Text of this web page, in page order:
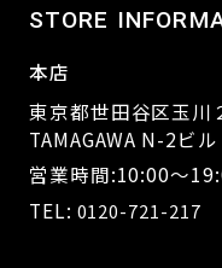
STORE
本店
東京都世田谷区玉川
TAMAGAWA N-2ビ
営業時間:10:00～
TEL: 0120-721-217